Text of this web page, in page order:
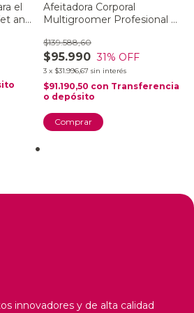
el
and
Afeitadora Corporal
Multigroomer Profesional +
Agua Beurer MN9X
$95.990
$139.588,60
31% OFF
3 x $31.996,67 sin interés
$91.190,50 con Transferencia
o depósito
innovadores y de alta calidad